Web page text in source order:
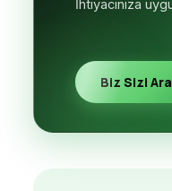
İhtiyacınıza
Biz Sizi